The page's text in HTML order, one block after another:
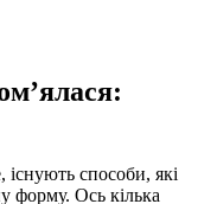
способи, які
форму. Ось кілька